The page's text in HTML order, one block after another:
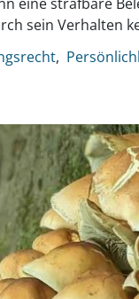
sein Verhalten